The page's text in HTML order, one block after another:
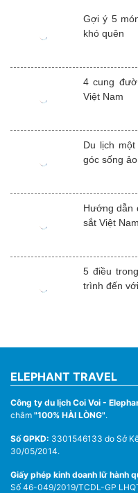
Gợi ý 5
khó quên
4 cung
Việt Nam
Du lịch
góc sống ảo
Hướng dẫn
sắt Việt
5 điều
trình đến
ELEPHANT TRAVEL
Công ty du lịch Coi Voi -
châm "100% HÀI LÒNG".
Số GPKD: 3301546133 do Sở
30/05/2014.
Giấy phép kinh doanh lữ hành
Số 46-049/2019/TCDL-GP